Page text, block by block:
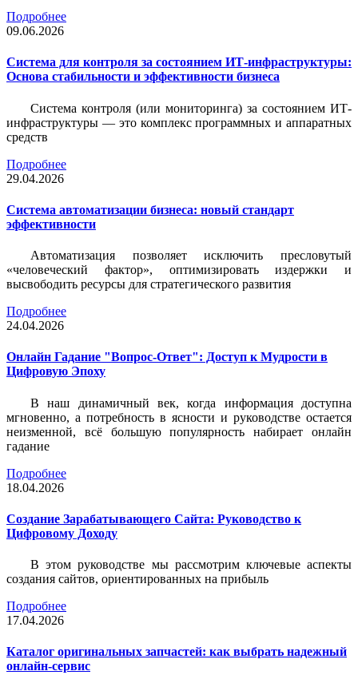
Подробнее
09.06.2026
Система для контроля за состоянием ИТ-инфраструктуры:
Основа стабильности и эффективности бизнеса
Система контроля (или мониторинга) за состоянием ИТ-
инфраструктуры — это комплекс программных и аппаратных
средств
Подробнее
29.04.2026
Система автоматизации бизнеса: новый стандарт
эффективности
Автоматизация позволяет исключить пресловутый
«человеческий фактор», оптимизировать издержки и
высвободить ресурсы для стратегического развития
Подробнее
24.04.2026
Онлайн Гадание "Вопрос-Ответ": Доступ к Мудрости в
Цифровую Эпоху
В наш динамичный век, когда информация доступна
мгновенно, а потребность в ясности и руководстве остается
неизменной, всё большую популярность набирает онлайн
гадание
Подробнее
18.04.2026
Создание Зарабатывающего Сайта: Руководство к
Цифровому Доходу
В этом руководстве мы рассмотрим ключевые аспекты
создания сайтов, ориентированных на прибыль
Подробнее
17.04.2026
Каталог оригинальных запчастей: как выбрать надежный
онлайн-сервис